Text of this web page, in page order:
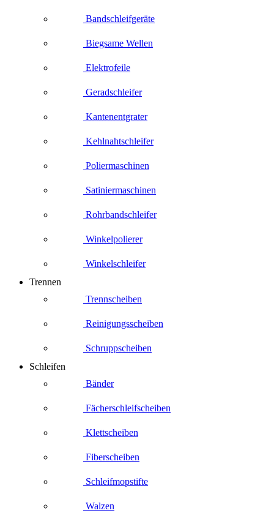
Bandschleifgeräte
Biegsame Wellen
Elektrofeile
Geradschleifer
Kantenentgrater
Kehlnahtschleifer
Poliermaschinen
Satiniermaschinen
Rohrbandschleifer
Winkelpolierer
Winkelschleifer
Trennen
Trennscheiben
Reinigungsscheiben
Schruppscheiben
Schleifen
Bänder
Fächerschleifscheiben
Klettscheiben
Fiberscheiben
Schleifmopstifte
Walzen